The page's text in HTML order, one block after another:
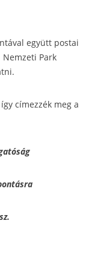
együtt postai
Nemzeti Park
címezzék meg a